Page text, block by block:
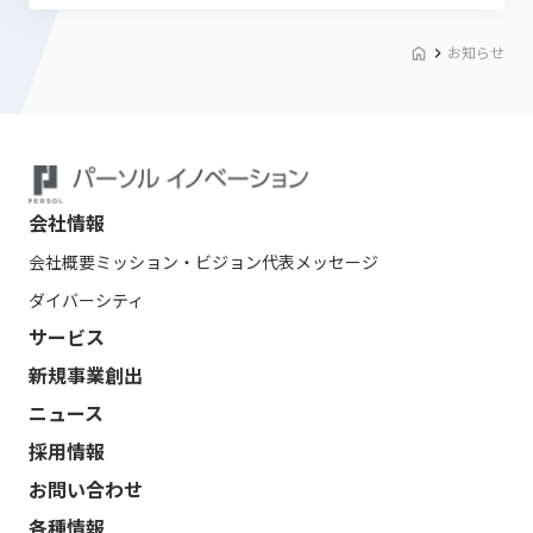
お知らせ
会社情報
会社概要ミッション・ビジョン代表メッセージ
ダイバーシティ
サービス
新規事業創出
ニュース
採用情報
お問い合わせ
各種情報